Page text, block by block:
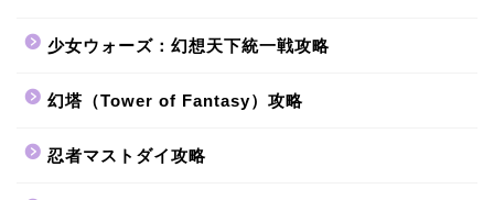
少女ウォーズ：幻想天下統一戦攻略
幻塔（Tower of Fantasy）攻略
忍者マストダイ攻略